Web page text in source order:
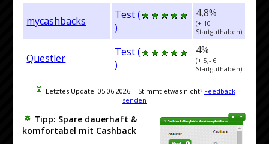
mycashbacks Test (
)
4,8%
(+ 10
Startguthaben)
Questler Test (
)
4%
(+ 5,- €
Startguthaben)
Letztes Update: 05.06.2026| Stimmt etwas nicht? Feedback
senden
Tipp: Spare dauerhaft &
komfortabel mit Cashback